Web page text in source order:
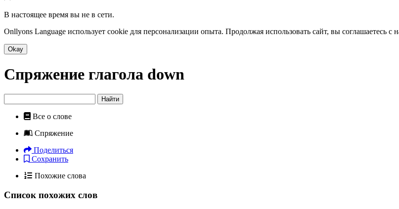
В настоящее время вы не в сети.
Onllyons Language использует cookie для персонализации опыта. Продолжая использовать сайт, вы соглашаетесь с
Okay
Спряжение глагола down
Найти
Все о слове
Спряжение
Поделиться
Сохранить
Похожие слова
Список похожих слов